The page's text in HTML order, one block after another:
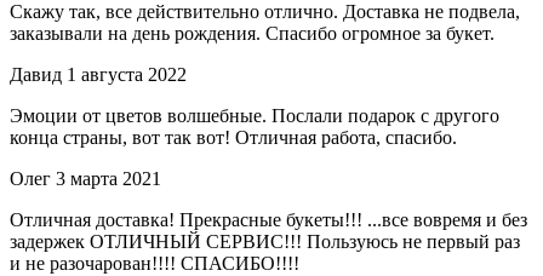
Скажу так, все действительно отлично. Доставка не подвела,
заказывали на день рождения. Спасибо огромное за букет.
Давид 1 августа 2022
Эмоции от цветов волшебные. Послали подарок с другого
конца страны, вот так вот! Отличная работа, спасибо.
Олег 3 марта 2021
Отличная доставка! Прекрасные букеты!!! ...все вовремя и без
задержек ОТЛИЧНЫЙ СЕРВИС!!! Пользуюсь не первый раз
и не разочарован!!!! СПАСИБО!!!!